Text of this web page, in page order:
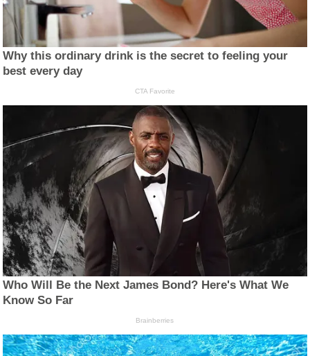
Why this ordinary drink is the secret to feeling your
best every day
CTA Favorite
Who Will Be the Next James Bond? Here's What We
Know So Far
Brainberries